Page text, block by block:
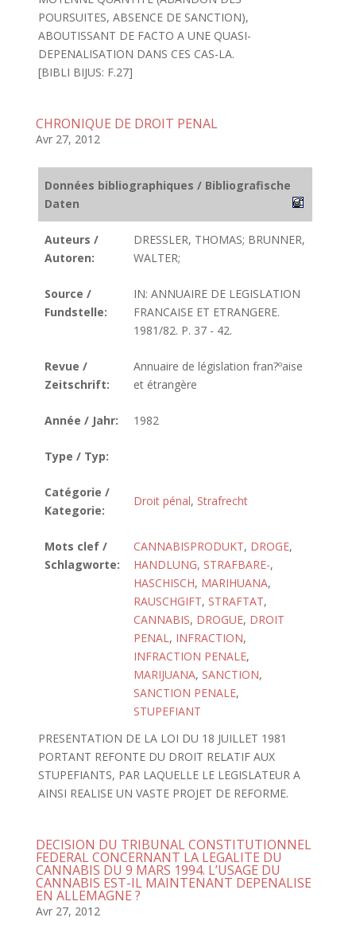
POURSUITES, ABSENCE DE SANCTION),
ABOUTISSANT DE FACTO A UNE QUASI-
DEPENALISATION DANS CES CAS-LA.
[BIBLI BIJUS: F.27]
CHRONIQUE DE DROIT PENAL
Avr 27, 2012
Données bibliographiques / Bibliografische
Daten
Auteurs /
Autoren:
DRESSLER, THOMAS; BRUNNER,
WALTER;
Source /
Fundstelle:
IN: ANNUAIRE DE LEGISLATION
FRANCAISE ET ETRANGERE.
1981/82. P. 37 - 42.
Revue /
Zeitschrift:
Annuaire de législation fran?ºaise
et étrangère
Année / Jahr: 1982
Type / Typ:
Catégorie /
Kategorie:
Droit pénal, Strafrecht
Mots clef /
Schlagworte:
CANNABISPRODUKT, DROGE,
HANDLUNG, STRAFBARE-,
HASCHISCH, MARIHUANA,
RAUSCHGIFT, STRAFTAT,
CANNABIS, DROGUE, DROIT
PENAL, INFRACTION,
INFRACTION PENALE,
MARIJUANA, SANCTION,
SANCTION PENALE,
STUPEFIANT
PRESENTATION DE LA LOI DU 18 JUILLET 1981
PORTANT REFONTE DU DROIT RELATIF AUX
STUPEFIANTS, PAR LAQUELLE LE LEGISLATEUR A
AINSI REALISE UN VASTE PROJET DE REFORME.
DECISION DU TRIBUNAL CONSTITUTIONNEL
FEDERAL CONCERNANT LA LEGALITE DU
CANNABIS DU 9 MARS 1994. L’USAGE DU
CANNABIS EST-IL MAINTENANT DEPENALISE
EN ALLEMAGNE ?
Avr 27, 2012